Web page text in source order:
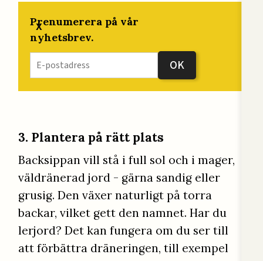
x
Prenumerera på vår
nyhetsbrev.
3. Plantera på rätt plats
Backsippan vill stå i full sol och i mager,
väldränerad jord - gärna sandig eller
grusig. Den växer naturligt på torra
backar, vilket gett den namnet. Har du
lerjord? Det kan fungera om du ser till
att förbättra dräneringen, till exempel